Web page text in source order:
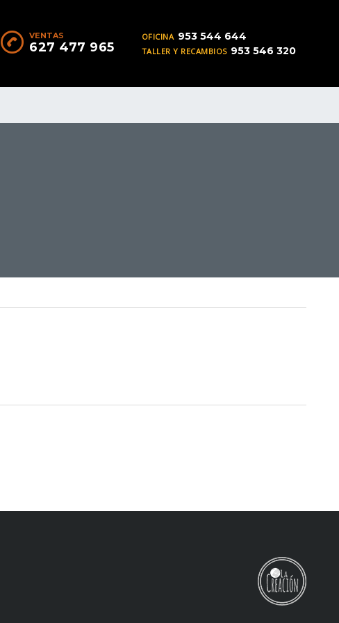
OFICINA 953 544 644
TALLER Y RECAMBIOS 953 546 320
VENTAS
627 477 965